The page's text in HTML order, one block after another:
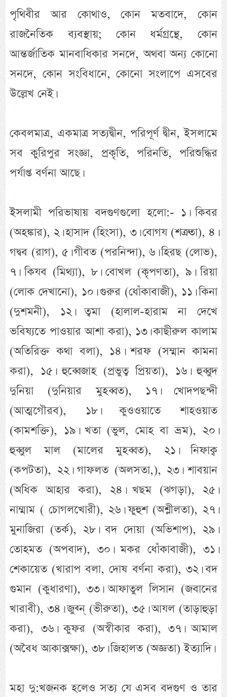
পৃথিবীর আর কোথাও, কোন মতবাদে, কোন
রাজনৈতিক ব্যবস্থায়; কোন ধর্মগ্রন্থে, কোন
আন্তর্জাতিক মানবাধিকার সনদে, অথবা অন্য কোনো
সনদে, কোন সংবিধানে, কোনো সংলাপে এসবের
উল্লেখ নেই।
কেবলমাত্র, একমাত্র সত্যদ্বীন, পরিপূর্ণ দ্বীন, ইসলামে
সব কুরিপুর সংজ্ঞা, প্রকৃতি, পরিনতি, পরিশুদ্ধির
পর্যাপ্ত বর্ণনা আছে।
ইসলামী পরিভাষায় বদগুণগুলো হলো:- ১। কিবর
(অহঙ্কার), ২। হাসাদ (হিংসা), ৩। বোগয (শত্রুতা), ৪।
গদ্বব (রাগ), ৫। গীবত (পরনিন্দা), ৬। হিরছ (লোভ),
৭। কিযব (মিথ্যা), ৮। বোখল (কৃপণতা), ৯। রিয়া
(লোক দেখানো), ১০। গুরুর (ধোঁকাবাজী), ১১। কিনা
(দুশমনী), ১২। ত্বমা (হালাল-হারাম না দেখে
ভবিষ্যতে পাওয়ার আশা করা), ১৩। কাছীরুল কালাম
(অতিরিক্ত কথা বলা), ১৪। শরফ (সম্মান কামনা
করা), ১৫। হুব্বেজাহ (প্রভুত্ব প্রিয়তা), ১৬। হুব্বুদ
দুনিয়া (দুনিয়ার মুহব্বত), ১৭। খোদপছন্দী
(আত্মগৌরব), ১৮। কুওওয়াতে শাহওয়াত
(কামশক্তি), ১৯। খতা (ভুল, মোহ বা ভ্রম), ২০।
হুব্বুল মাল (মালের মুহব্বত), ২১। নিফাক্ব
(কপটতা), ২২। গাফলত (অলসতা,), ২৩। শাবয়ান
(অধিক আহার করা), ২৪। খছম (ঝগড়া), ২৫।
নাম্মাম ( চোগলখোরী), ২৬। ফুহুশ (অশ্লীলতা), ২৭।
মুনাজিরা (তর্ক), ২৮। বদ দোয়া (অভিশাপ), ২৯।
তোহমত (অপবাদ), ৩০। মকর ধোঁকাবাজী), ৩১।
শেকায়েত (খারাপ বলা, দোষ বর্ণনা করা), ৩২। বদ
গুমান (কুধারণা), ৩৩। আফাতুল লিসান (জবানের
খারাবী), ৩৪। জুব্ন্ (ভীরুতা), ৩৫। আযল (তাড়াহুড়া
করা), ৩৬। কুফর (অস্বীকার করা), ৩৭। আমাল
(অবৈধ আকাক্সক্ষা), ৩৮। জিহালত (অজ্ঞতা) ইত্যাদি।
মহা দু:খজনক হলেও সত্য যে এসব বদগুণ ও তার